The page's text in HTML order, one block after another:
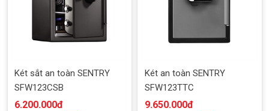
Két sắt an toàn SENTRY
SFW123CSB
6.200.000đ
Két an toàn SENTRY
SFW123TTC
9.650.000đ